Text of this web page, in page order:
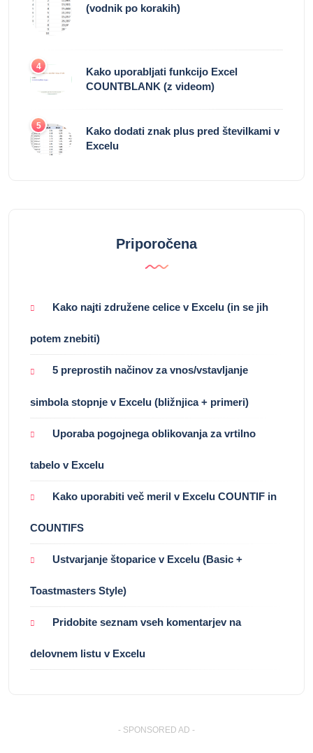
(vodnik po korakih)
4
Kako uporabljati funkcijo Excel
COUNTBLANK (z videom)
5
Kako dodati znak plus pred številkami v
Excelu
Priporočena
Kako najti združene celice v Excelu (in se jih
potem znebiti)
5 preprostih načinov za vnos/vstavljanje
simbola stopnje v Excelu (bližnjica + primeri)
Uporaba pogojnega oblikovanja za vrtilno
tabelo v Excelu
Kako uporabiti več meril v Excelu COUNTIF in
COUNTIFS
Ustvarjanje štoparice v Excelu (Basic +
Toastmasters Style)
Pridobite seznam vseh komentarjev na
delovnem listu v Excelu
- SPONSORED AD -